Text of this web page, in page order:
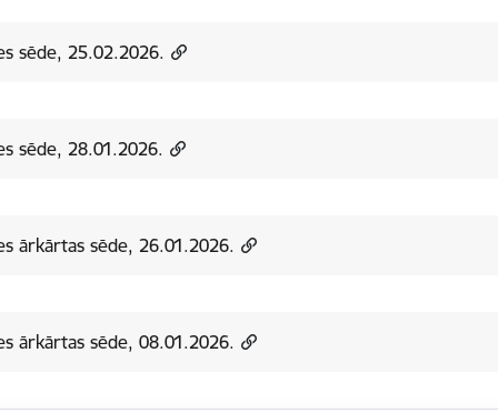
sēde, 25.02.2026.
sēde, 28.01.2026.
ārkārtas sēde, 26.01.2026.
ārkārtas sēde, 08.01.2026.